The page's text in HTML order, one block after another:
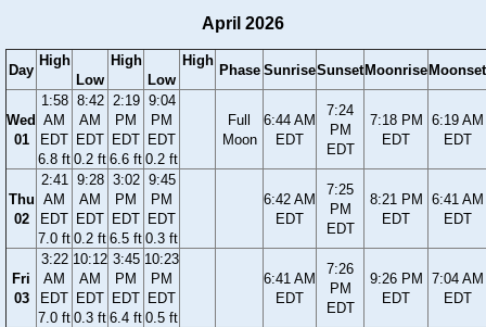
April 2026
Day
High
Low
High
Low
High
Phase SunriseSunsetMoonriseMoonset
Wed
01
1:58
AM
EDT
6.8 ft
8:42
AM
EDT
0.2 ft
2:19
PM
EDT
6.6 ft
9:04
PM
EDT
0.2 ft
Full
Moon
6:44 AM
EDT
7:24
PM
EDT
7:18 PM
EDT
6:19 AM
EDT
Thu
02
2:41
AM
EDT
7.0 ft
9:28
AM
EDT
0.2 ft
3:02
PM
EDT
6.5 ft
9:45
PM
EDT
0.3 ft
6:42 AM
EDT
7:25
PM
EDT
8:21 PM
EDT
6:41 AM
EDT
Fri
03
3:22
AM
EDT
7.0 ft
10:12
AM
EDT
0.3 ft
3:45
PM
EDT
6.4 ft
10:23
PM
EDT
0.5 ft
6:41 AM
EDT
7:26
PM
EDT
9:26 PM
EDT
7:04 AM
EDT